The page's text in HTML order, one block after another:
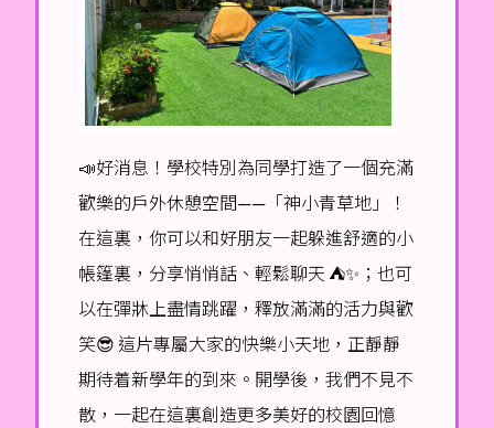
📣好消息！學校特別為同學打造了一個充滿
歡樂的戶外休憩空間——「神小青草地」！
在這裏，你可以和好朋友一起躲進舒適的小
帳篷裏，分享悄悄話、輕鬆聊天 ⛺️✨；也可
以在彈牀上盡情跳躍，釋放滿滿的活力與歡
笑😎 這片專屬大家的快樂小天地，正靜靜
期待着新學年的到來。開學後，我們不見不
散，一起在這裏創造更多美好的校園回憶